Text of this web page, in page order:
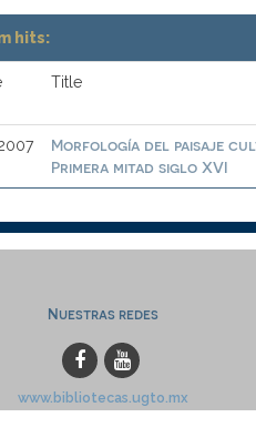
hits:
Title
Morfología del paisaje
Primera mitad siglo XVI
Nuestras redes
www.bibliotecas.ugto.mx